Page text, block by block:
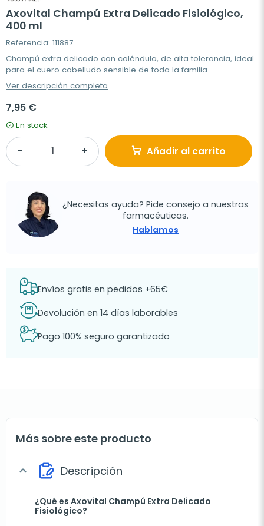
Axovital Champú Extra Delicado Fisiológico,
400 ml
Referencia: 111887
Champú extra delicado con caléndula, de alta tolerancia, ideal
para el cuero cabelludo sensible de toda la familia.
Ver descripción completa
7,95 €
En stock
Añadir al carrito
¿Necesitas ayuda? Pide consejo a nuestras
farmacéuticas.
Hablamos
Envíos gratis en pedidos +65€
Devolución en 14 días laborables
Pago 100% seguro garantizado
Más sobre este producto
expand_more Descripción
¿Qué es Axovital Champú Extra Delicado
Fisiológico?